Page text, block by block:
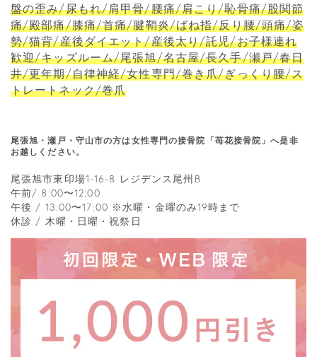
盤の歪み/尿もれ/肩甲骨/腰痛/肩こり/恥骨痛/股関節
痛/殿部痛/膝痛/首痛/腱鞘炎/ばね指/反り腰/頭痛/姿
勢/猫背/産後ダイエット/産後太り/託児/お子様連れ
歓迎/キッズルーム/尾張旭/名古屋/長久手/瀬戸/春日
井/更年期/自律神経/女性専門/巻き爪/ぎっくり腰/ス
トレートネック/巻爪
尾張旭・瀬戸・守山市の方は女性専門の接骨院「苺花接骨院」へ是非
お越しください。
尾張旭市東印場1-16-8 レジデンス尾州B
午前/ 8:00〜12:00
午後 / 13:00〜17:00 ※水曜・金曜のみ19時まで
休診 / 木曜・日曜・祝祭日